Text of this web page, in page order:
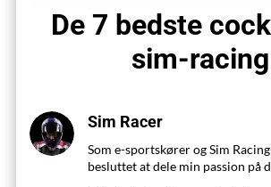
De 7 bedste
sim-racing
Sim Racer
Som e-sportskører og Sim
besluttet at dele min passion på